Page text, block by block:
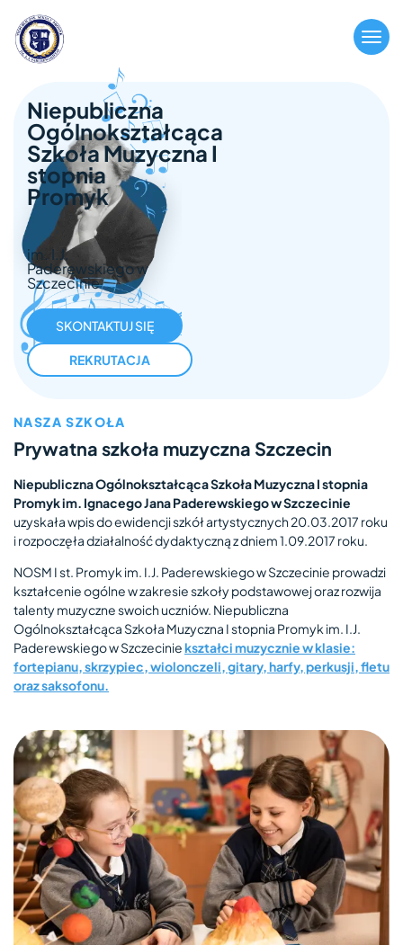
Niepubliczna
Ogólnokształcąca
Szkoła Muzyczna I
stopnia
Promyk
im. I.J.
Paderewskiego w
Szczecinie
SKONTAKTUJ SIĘ
REKRUTACJA
NASZA SZKOŁA
Prywatna szkoła muzyczna Szczecin
Niepubliczna Ogólnokształcąca Szkoła Muzyczna I stopnia
Promyk im. Ignacego Jana Paderewskiego w Szczecinie
uzyskała wpis do ewidencji szkół artystycznych 20.03.2017 roku
i rozpoczęła działalność dydaktyczną z dniem 1.09.2017 roku.
NOSM I st. Promyk im. I.J. Paderewskiego w Szczecinie prowadzi
kształcenie ogólne w zakresie szkoły podstawowej oraz rozwija
talenty muzyczne swoich uczniów. Niepubliczna
Ogólnokształcąca Szkoła Muzyczna I stopnia Promyk im. I.J.
Paderewskiego w Szczeciniekształci muzycznie w klasie:
fortepianu, skrzypiec, wiolonczeli, gitary, harfy, perkusji, fletu
oraz saksofonu.